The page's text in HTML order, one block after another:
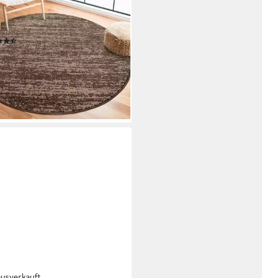
Kurzflor, Wohnzimmer,
auch als Läufer
(228)
€ UVP25,99 €
- in 4-5 Werktagen bei dir
+2